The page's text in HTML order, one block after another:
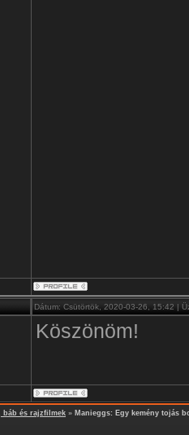
Dátum: Csütörtök, 2020-03-26, 15:42 |
Köszönöm!
báb és rajzfilmek » Manieggs: Egy kemény tojás